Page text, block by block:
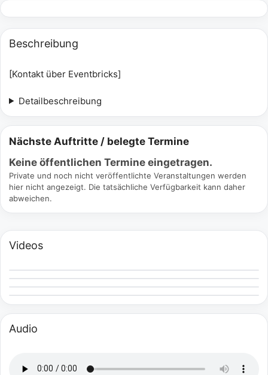
Beschreibung
[Kontakt über Eventbricks]
Detailbeschreibung
Nächste Auftritte / belegte Termine
Keine öffentlichen Termine eingetragen.
Private und noch nicht veröffentlichte Veranstaltungen werden
hier nicht angezeigt. Die tatsächliche Verfügbarkeit kann daher
abweichen.
Videos
Audio